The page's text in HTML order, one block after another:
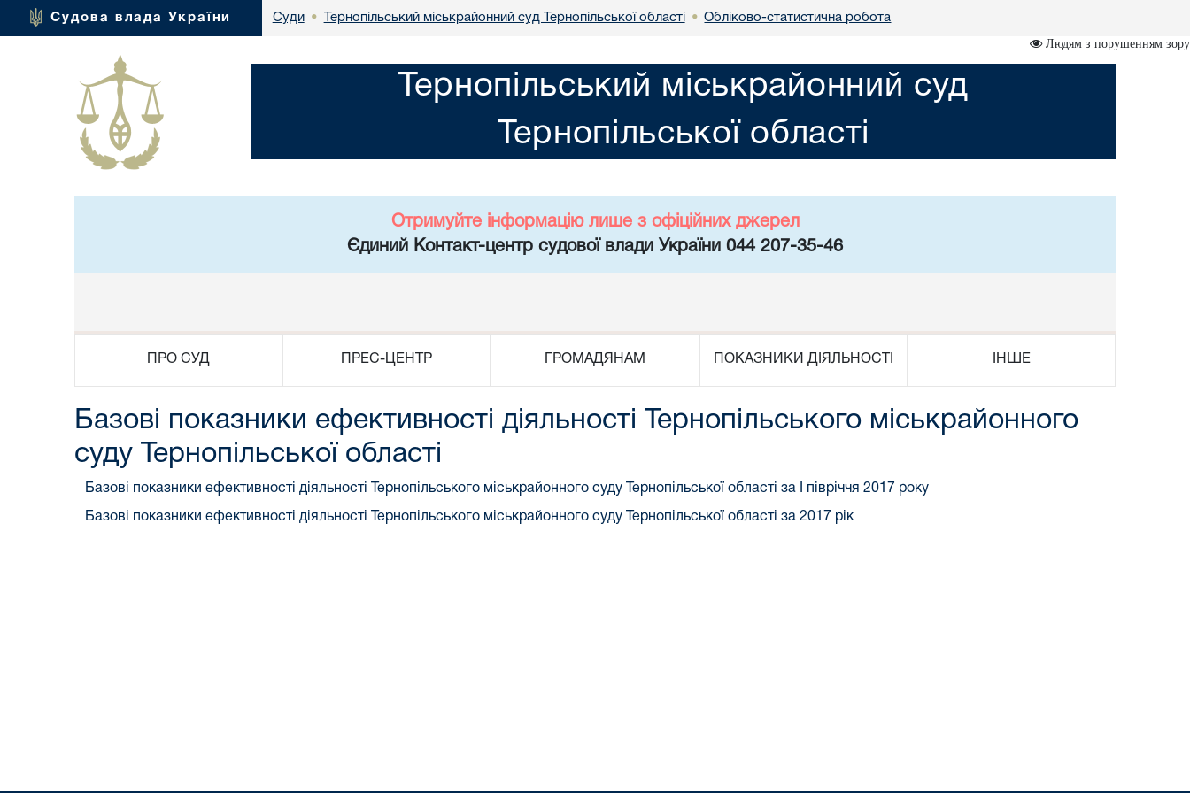
Судова влада України Суди • Тернопільський міськрайонний суд Тернопільської області • Обліково-статистична робота
Людям з порушенням зору
Тернопільський міськрайонний суд
Тернопільської області
Отримуйте інформацію лише з офіційних джерел
Єдиний Контакт-центр судової влади України 044 207-35-46
ПРО СУД ПРЕС-ЦЕНТР ГРОМАДЯНАМ ПОКАЗНИКИ ДІЯЛЬНОСТІ ІНШЕ
Базові показники ефективності діяльності Тернопільського міськрайонного
суду Тернопільської області
Базові показники ефективності діяльності Тернопільського міськрайонного суду Тернопільської області за І півріччя 2017 року
Базові показники ефективності діяльності Тернопільського міськрайонного суду Тернопільської області за 2017 рік